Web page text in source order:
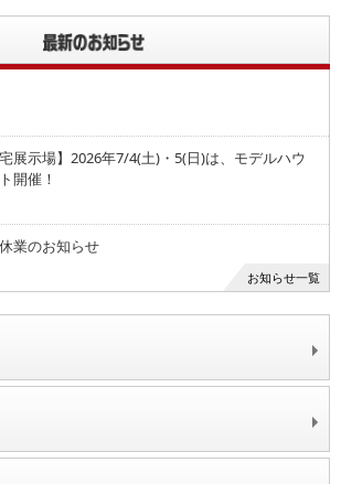
展示場】2026年7/4(土)・5(日)は、モデルハウ
開催！
業のお知らせ
お知らせ一覧